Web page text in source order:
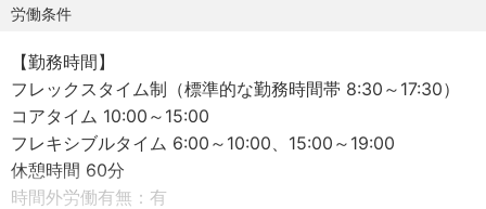
▼仕事内容
取引先企業（特に製造業を中心としたお客さま）の事業成
長に資する経営支援活動の企画・推進、および営業店と連
携した顧客開拓・販路開拓支援を担っていただきます。金
融の枠を超え、製造業での実務経験や知見を活かしたコン
サルティング・アプローチを行うポジションです。
労働条件
【勤務時間】
フレックスタイム制（標準的な勤務時間帯 8:30～17:30）
コアタイム 10:00～15:00
フレキシブルタイム 6:00～10:00、15:00～19:00
休憩時間 60分
時間外労働有無：有